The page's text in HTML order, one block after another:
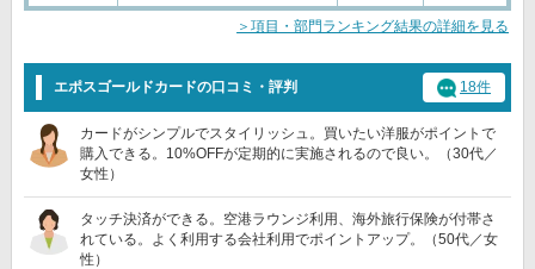
＞項目・部門ランキング結果の詳細を見る
エポスゴールドカードの口コミ・評判 18件
カードがシンプルでスタイリッシュ。買いたい洋服がポイントで
購入できる。10%OFFが定期的に実施されるので良い。（30代／
女性）
タッチ決済ができる。空港ラウンジ利用、海外旅行保険が付帯さ
れている。よく利用する会社利用でポイントアップ。（50代／女
性）